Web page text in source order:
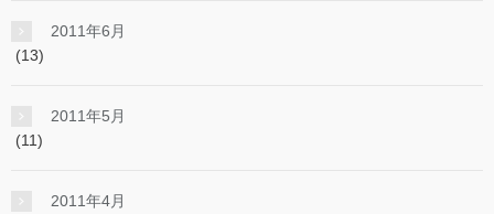
2011年6月
(13)
2011年5月
(11)
2011年4月